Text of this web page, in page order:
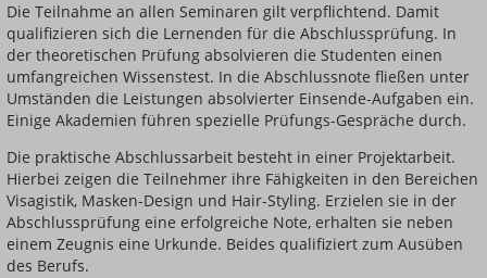
Die Teilnahme an allen Seminaren gilt verpflichtend. Damit
qualifizieren sich die Lernenden für die Abschlussprüfung. In
der theoretischen Prüfung absolvieren die Studenten einen
umfangreichen Wissenstest. In die Abschlussnote fließen unter
Umständen die Leistungen absolvierter Einsende-Aufgaben ein.
Einige Akademien führen spezielle Prüfungs-Gespräche durch.
Die praktische Abschlussarbeit besteht in einer Projektarbeit.
Hierbei zeigen die Teilnehmer ihre Fähigkeiten in den Bereichen
Visagistik, Masken-Design und Hair-Styling. Erzielen sie in der
Abschlussprüfung eine erfolgreiche Note, erhalten sie neben
einem Zeugnis eine Urkunde. Beides qualifiziert zum Ausüben
des Berufs.